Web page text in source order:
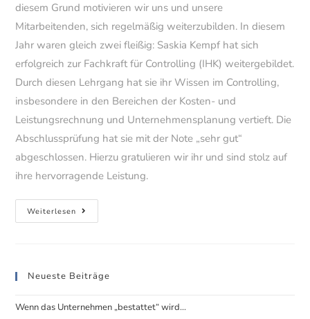
diesem Grund motivieren wir uns und unsere
Mitarbeitenden, sich regelmäßig weiterzubilden. In diesem
Jahr waren gleich zwei fleißig: Saskia Kempf hat sich
erfolgreich zur Fachkraft für Controlling (IHK) weitergebildet.
Durch diesen Lehrgang hat sie ihr Wissen im Controlling,
insbesondere in den Bereichen der Kosten- und
Leistungsrechnung und Unternehmensplanung vertieft. Die
Abschlussprüfung hat sie mit der Note „sehr gut“
abgeschlossen. Hierzu gratulieren wir ihr und sind stolz auf
ihre hervorragende Leistung.
Weiterlesen
zahlt
Neueste Beiträge
Wenn das Unternehmen „bestattet“ wird…